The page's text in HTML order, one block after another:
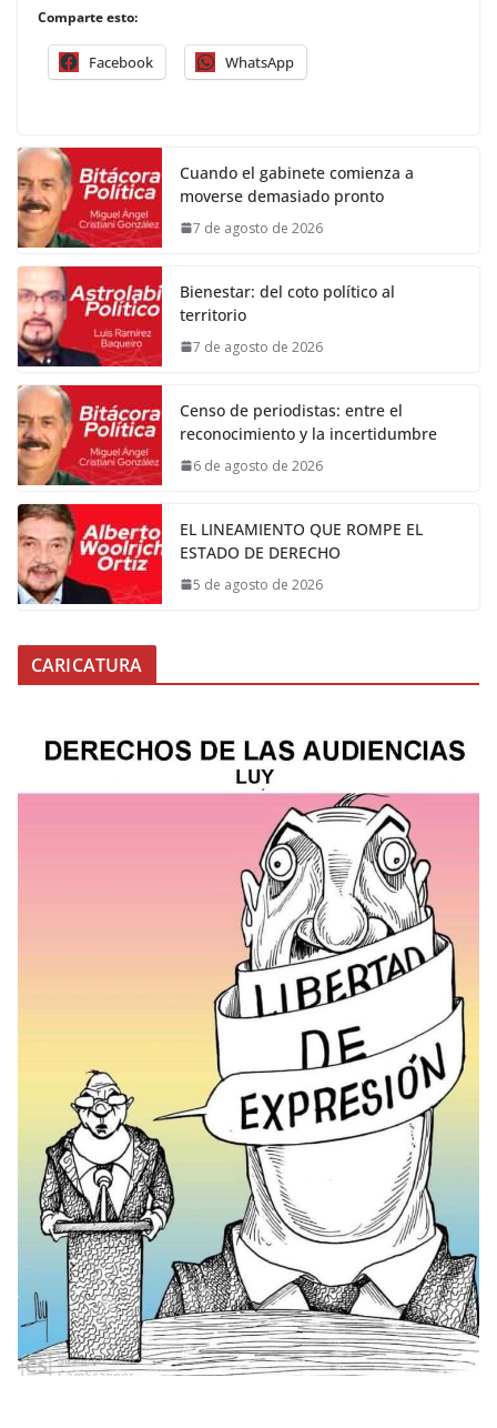
Comparte esto:
Facebook WhatsApp
Cuando el gabinete comienza a
moverse demasiado pronto
7 de agosto de 2026
Bienestar: del coto político al
territorio
7 de agosto de 2026
Censo de periodistas: entre el
reconocimiento y la incertidumbre
6 de agosto de 2026
EL LINEAMIENTO QUE ROMPE EL
ESTADO DE DERECHO
5 de agosto de 2026
CARICATURA